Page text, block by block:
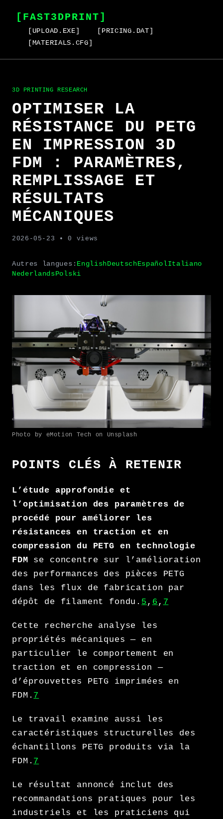
[FAST3DPRINT]
[UPLOAD.EXE]
[PRICING.DAT]
[MATERIALS.CFG]
3D PRINTING RESEARCH
OPTIMISER LA
RÉSISTANCE DU PETG
EN IMPRESSION 3D
FDM : PARAMÈTRES,
REMPLISSAGE ET
RÉSULTATS
MÉCANIQUES
2026-05-23 • 0 views
Autres langues: EnglishDeutschEspañolItaliano
NederlandsPolski
Photo by eMotion Tech on Unsplash
POINTS CLÉS À RETENIR
L’étude approfondie et
l’optimisation des paramètres de
procédé pour améliorer les
résistances en traction et en
compression du PETG en technologie
FDM se concentre sur l’amélioration
des performances des pièces PETG
dans les flux de fabrication par
dépôt de filament fondu. 5 , 6 , 7
Cette recherche analyse les
propriétés mécaniques — en
particulier le comportement en
traction et en compression —
d’éprouvettes PETG imprimées en
FDM. 7
Le travail examine aussi les
caractéristiques structurelles des
échantillons PETG produits via la
FDM. 7
Le résultat annoncé inclut des
recommandations pratiques pour les
industriels et les praticiens qui